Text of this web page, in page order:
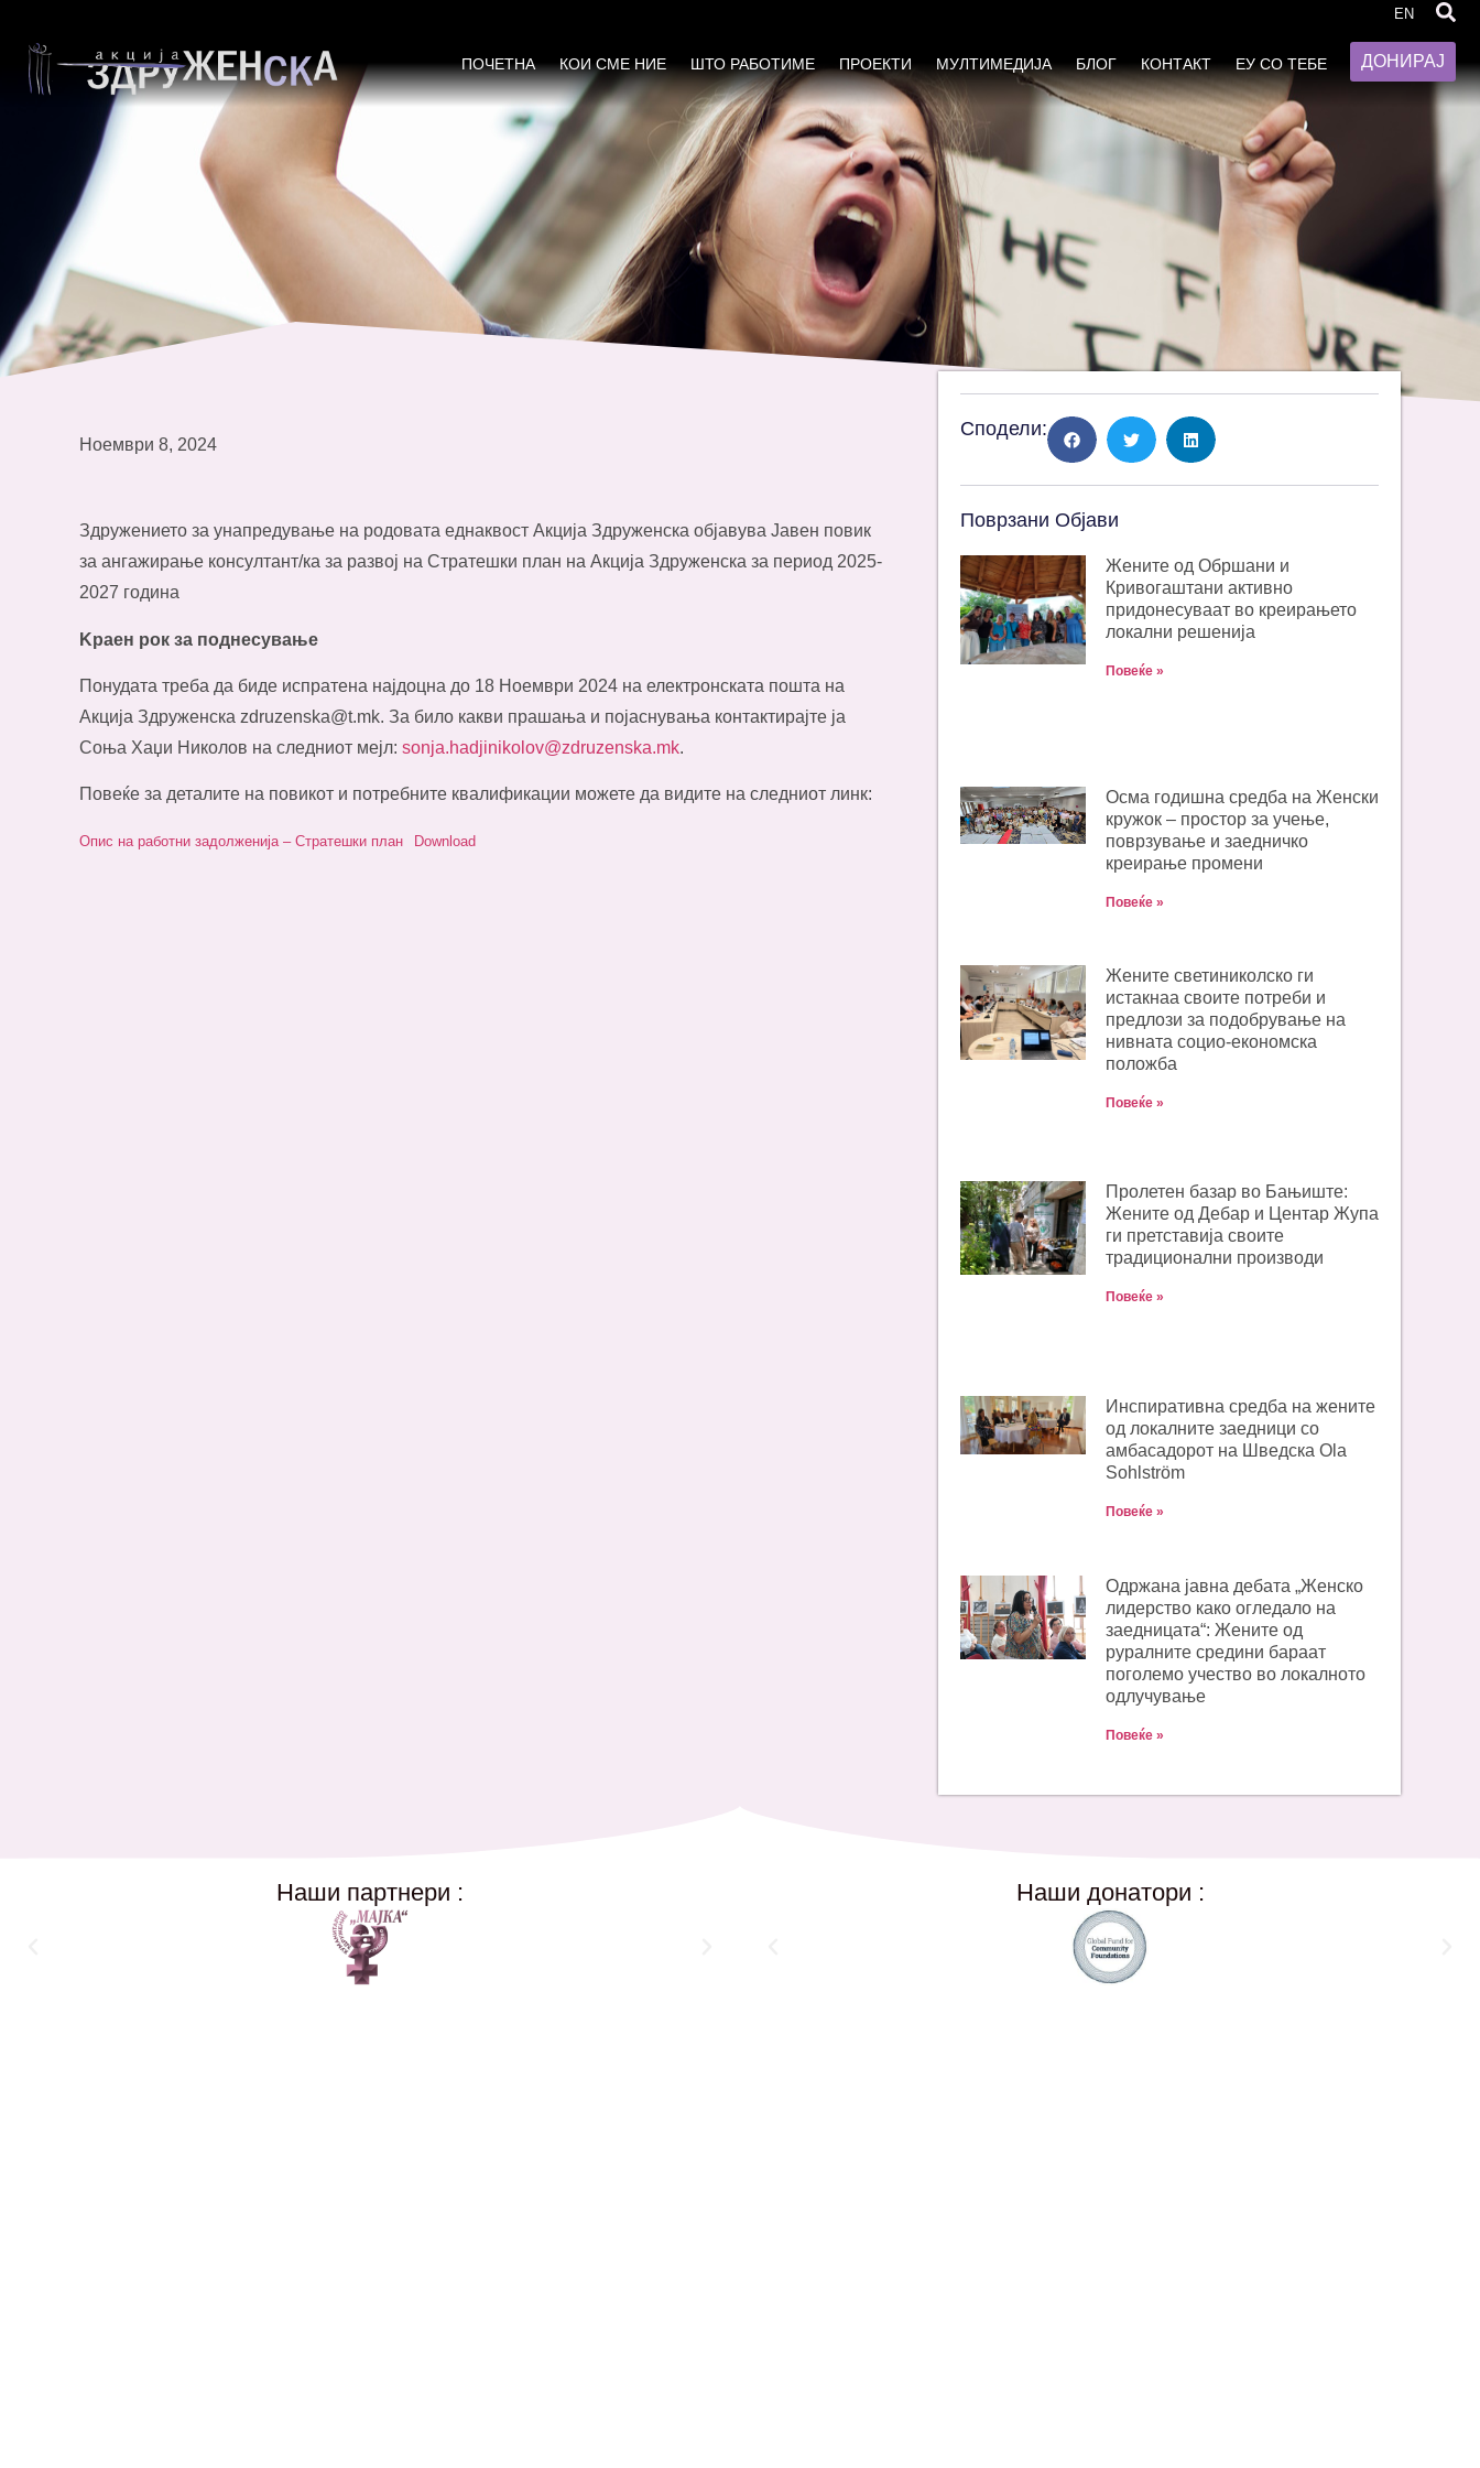
EN
ПОЧЕТНА КОИ СМЕ НИЕ ШТО РАБОТИМЕ ПРОЕКТИ МУЛТИМЕДИЈА БЛОГ КОНТАКТ ЕУ СО ТЕБЕ ДОНИРАЈ
период 2025-2027 година
Ноември 8, 2024
Здружението за унапредување на родовата еднаквост Акција Здруженска објавува Јавен повик
за ангажирање консултант/ка за развој на Стратешки план на Акција Здруженска за период 2025-
2027 година
Kраен рок за поднесување
Понудата треба да биде испратена најдоцна до 18 Ноември 2024 на електронската пошта на
Акција Здруженска zdruzenska@t.mk. За било какви прашања и појаснувања контактирајте ја
Соња Хаџи Николов на следниот мејл: sonja.hadjinikolov@zdruzenska.mk.
Повеќе за деталите на повикот и потребните квалификации можете да видите на следниот линк:
Опис на работни задолженија – Стратешки план Download
Сподели:
Поврзани Објави
Жените од Обршани и
Кривогаштани активно
придонесуваат во креирањето
локални решенија
Повеќе »
Oсма годишна средба на Женски
кружок – простор за учење,
поврзување и заедничко
креирање промени
Повеќе »
Жените светиниколско ги
истакнаа своите потреби и
предлози за подобрување на
нивната социо-економска
положба
Повеќе »
Пролетен базар во Бањиште:
Жените од Дебар и Центар Жупа
ги претставија своите
традиционални производи
Повеќе »
Инспиративна средба на жените
од локалните заедници со
амбасадорот на Шведска Ola
Sohlström
Повеќе »
Одржана јавна дебата „Женско
лидерство како огледало на
заедницата“: Жените од
руралните средини бараат
поголемо учество во локалното
одлучување
Повеќе »
Наши партнери : Наши донатори :